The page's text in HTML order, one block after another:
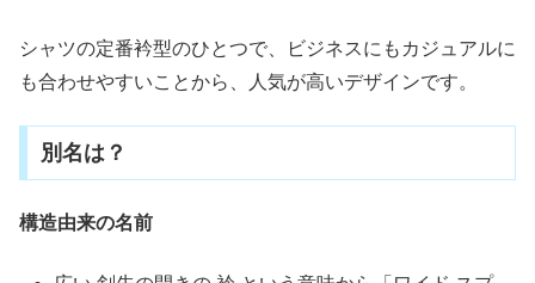
シャツの定番衿型のひとつで、ビジネスにもカジュアルに
も合わせやすいことから、人気が高いデザインです。
別名は？
構造由来の名前